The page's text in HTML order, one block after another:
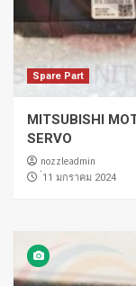
Spare Part
MITSUBISHI
SERVO
nozzleadmin
่11 มกราคม 2024